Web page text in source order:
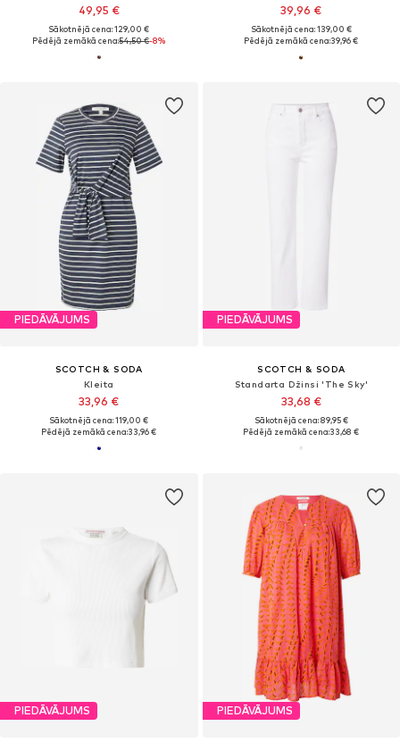
49,95 €
Sākotnējā cena: 129,00 €
Pēdējā zemākā cena:54,50 €-8%
39,96 €
Sākotnējā cena: 139,00 €
Pēdējā zemākā cena:39,96 €
PIEDĀVĀJUMS
SCOTCH & SODA
Kleita
33,96 €
Sākotnējā cena: 119,00 €
Pēdējā zemākā cena:33,96 €
PIEDĀVĀJUMS
SCOTCH & SODA
Standarta Džinsi 'The Sky'
33,68 €
Sākotnējā cena: 89,95 €
Pēdējā zemākā cena:33,68 €
PIEDĀVĀJUMS PIEDĀVĀJUMS